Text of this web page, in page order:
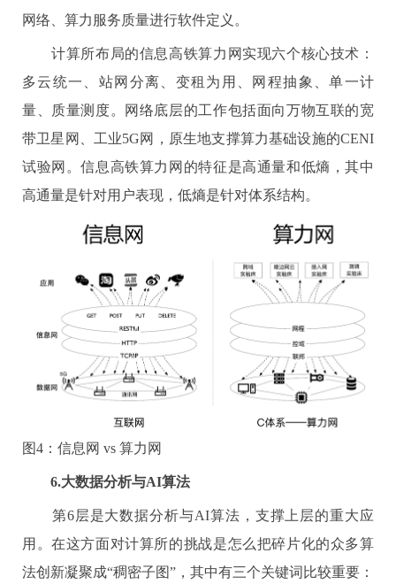
网络、算力服务质量进行软件定义。
计算所布局的信息高铁算力网实现六个核心技术：
多云统一、站网分离、变租为用、网程抽象、单一计
量、质量测度。网络底层的工作包括面向万物互联的宽
带卫星网、工业5G网，原生地支撑算力基础设施的CENI
试验网。信息高铁算力网的特征是高通量和低熵，其中
高通量是针对用户表现，低熵是针对体系结构。
图4 ：信息网 vs 算力网
6.大数据分析与AI算法
第6层是大数据分析与AI算法，支撑上层的重大应
用。在这方面对计算所的挑战是怎么把碎片化的众多算
法创新凝聚成“稠密子图”，其中有三个关键词比较重要：